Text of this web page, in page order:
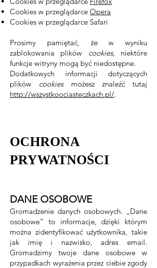
Cookies w przeglądarce Opera
Cookies w przeglądarce Safari
Prosimy pamiętać, że w wyniku
zablokowania plików cookies, niektóre
funkcje witryny mogą być niedostępne.
Dodatkowych informacji dotyczących
plików cookies możesz znaleźć tutaj
http://wszystkoociasteczkach.pl/.
OCHRONA
PRYWATNOŚCI
DANE OSOBOWE
Gromadzenie danych osobowych. „Dane
osobowe” to informacje, dzięki którym
można zidentyfikować użytkownika, takie
jak imię i nazwisko, adres email.
Gromadzimy twoje dane osobowe w
przypadkach wyrażenia przez ciebie zgody